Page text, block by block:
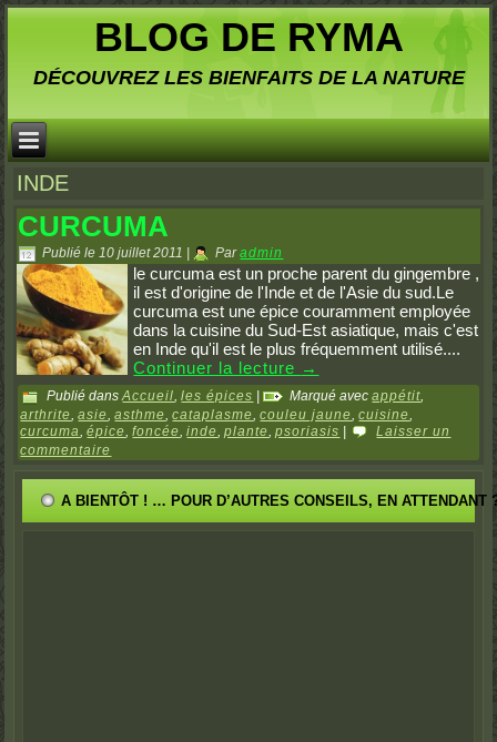
BLOG DE RYMA
DÉCOUVREZ LES BIENFAITS DE LA NATURE
INDE
CURCUMA
Publié le 10 juillet 2011 Par admin
le curcuma est un proche parent du gingembre ,
il est d'origine de l'Inde et de l'Asie du sud.Le
curcuma est une épice couramment employée
dans la cuisine du Sud-Est asiatique, mais c'est
en Inde qu'il est le plus fréquemment utilisé....
Continuer la lecture →
Publié dans Accueil,les épices | Marqué avec appétit,
arthrite,asie,asthme,cataplasme,couleu jaune,cuisine,
curcuma,épice,foncée,inde,plante,psoriasis
Laisser un
commentaire
A BIENTÔT ! … POUR D’AUTRES CONSEILS, EN